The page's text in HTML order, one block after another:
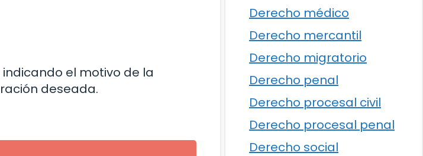
el motivo de la
deseada.
Derecho médico
Derecho mercantil
Derecho migratorio
Derecho penal
Derecho procesal civil
Derecho procesal penal
Derecho social